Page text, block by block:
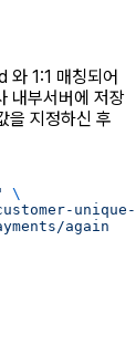
와 1:1 매칭되어
내부서버에 저장
을 지정하신 후
\
again